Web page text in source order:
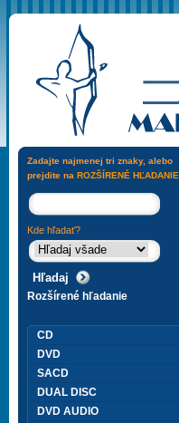
Zadajte najmenej tri znaky, alebo
prejdite na ROZŠÍRENÉ HĽADANIE
Kde hľadať?
Rozšírené hľadanie
CD
DVD
SACD
DUAL DISC
DVD AUDIO